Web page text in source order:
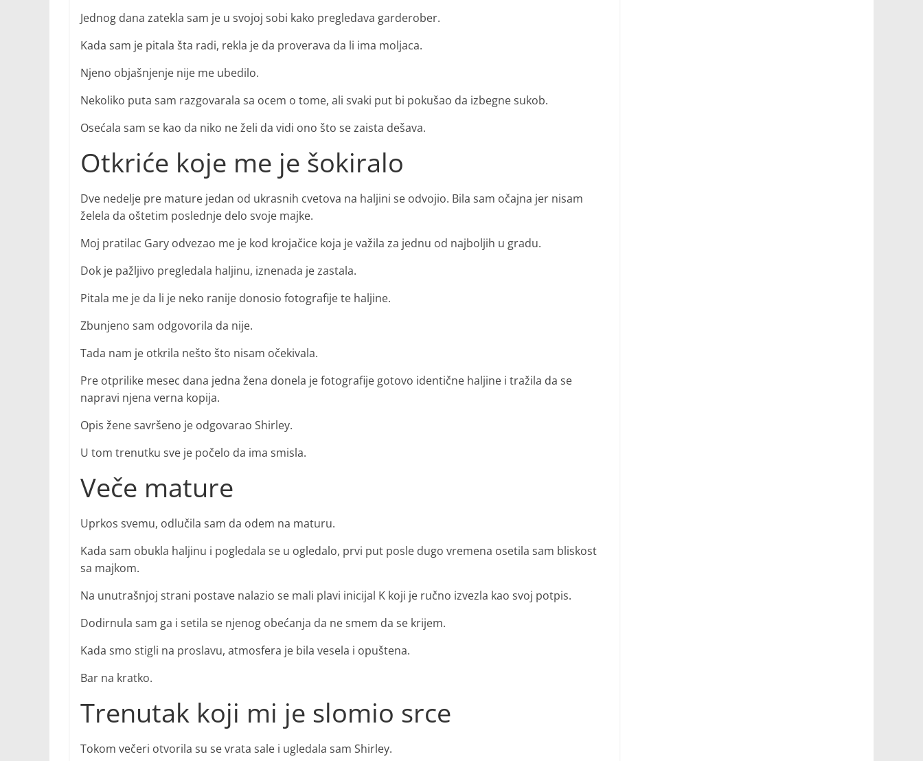
Jednog dana zatekla sam je u svojoj sobi kako pregledava garderober.
Kada sam je pitala šta radi, rekla je da proverava da li ima moljaca.
Njeno objašnjenje nije me ubedilo.
Nekoliko puta sam razgovarala sa ocem o tome, ali svaki put bi pokušao da izbegne sukob.
Osećala sam se kao da niko ne želi da vidi ono što se zaista dešava.
Otkriće koje me je šokiralo
Dve nedelje pre mature jedan od ukrasnih cvetova na haljini se odvojio. Bila sam očajna jer nisam
želela da oštetim poslednje delo svoje majke.
Moj pratilac Gary odvezao me je kod krojačice koja je važila za jednu od najboljih u gradu.
Dok je pažljivo pregledala haljinu, iznenada je zastala.
Pitala me je da li je neko ranije donosio fotografije te haljine.
Zbunjeno sam odgovorila da nije.
Tada nam je otkrila nešto što nisam očekivala.
Pre otprilike mesec dana jedna žena donela je fotografije gotovo identične haljine i tražila da se
napravi njena verna kopija.
Opis žene savršeno je odgovarao Shirley.
U tom trenutku sve je počelo da ima smisla.
Veče mature
Uprkos svemu, odlučila sam da odem na maturu.
Kada sam obukla haljinu i pogledala se u ogledalo, prvi put posle dugo vremena osetila sam bliskost
sa majkom.
Na unutrašnjoj strani postave nalazio se mali plavi inicijal K koji je ručno izvezla kao svoj potpis.
Dodirnula sam ga i setila se njenog obećanja da ne smem da se krijem.
Kada smo stigli na proslavu, atmosfera je bila vesela i opuštena.
Bar na kratko.
Trenutak koji mi je slomio srce
Tokom večeri otvorila su se vrata sale i ugledala sam Shirley.